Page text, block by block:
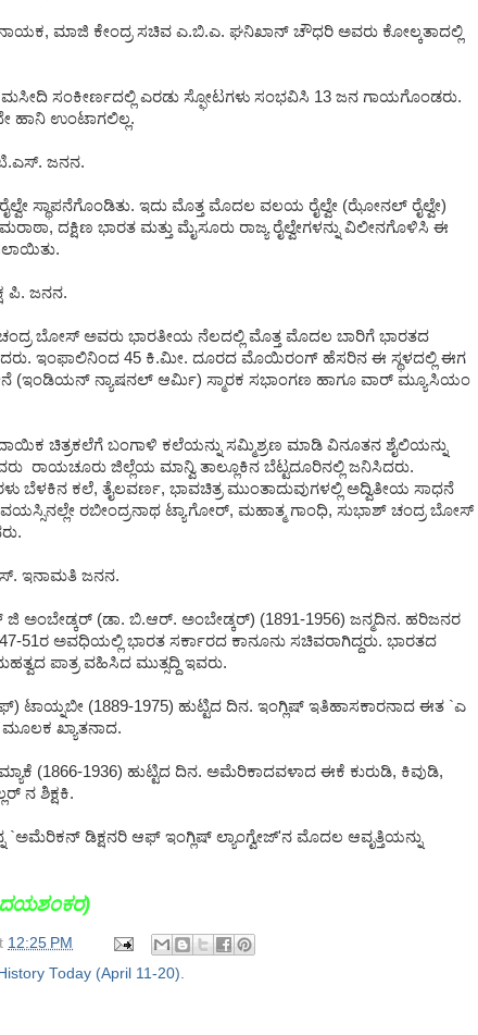
ಮಾಜಿ ಕೇಂದ್ರ ಸಚಿವ ಎ.ಬಿ.ಎ. ಘನಿಖಾನ್ ಚೌಧರಿ ಅವರು ಕೋಲ್ಕತಾದಲ್ಲಿ
ಸಂಕೀರ್ಣದಲ್ಲಿ ಎರಡು ಸ್ಫೋಟಗಳು ಸಂಭವಿಸಿ 13 ಜನ ಗಾಯಗೊಂಡರು.
ಹಾನಿ ಉಂಟಾಗಲಿಲ್ಲ.
ಟಿ.ಎಸ್. ಜನನ.
ಸ್ಥಾಪನೆಗೊಂಡಿತು. ಇದು ಮೊತ್ತ ಮೊದಲ ವಲಯ ರೈಲ್ವೇ (ಝೋನಲ್ ರೈಲ್ವೇ)
ದಕ್ಷಿಣ ಭಾರತ ಮತ್ತು ಮೈಸೂರು ರಾಜ್ಯ ರೈಲ್ವೇಗಳನ್ನು ವಿಲೀನಗೊಳಿಸಿ ಈ
ಪಿ. ಜನನ.
ಚಂದ್ರ ಬೋಸ್ ಅವರು ಭಾರತೀಯ ನೆಲದಲ್ಲಿ ಮೊತ್ತ ಮೊದಲ ಬಾರಿಗೆ ಭಾರತದ
ಇಂಫಾಲಿನಿಂದ 45 ಕಿ.ಮೀ. ದೂರದ ಮೊಯಿರಂಗ್ ಹೆಸರಿನ ಈ ಸ್ಥಳದಲ್ಲಿ ಈಗ
(ಇಂಡಿಯನ್ ನ್ಯಾಷನಲ್ ಆರ್ಮಿ) ಸ್ಮಾರಕ ಸಭಾಂಗಣ ಹಾಗೂ ವಾರ್ ಮ್ಯೂಸಿಯಂ
ಚಿತ್ರಕಲೆಗೆ ಬಂಗಾಳಿ ಕಲೆಯನ್ನು ಸಮ್ಮಿಶ್ರಣ ಮಾಡಿ ವಿನೂತನ ಶೈಲಿಯನ್ನು
ರಾಯಚೂರು ಜಿಲ್ಲೆಯ ಮಾನ್ವಿ ತಾಲ್ಲೂಕಿನ ಬೆಟ್ಟದೂರಿನಲ್ಲಿ ಜನಿಸಿದರು.
ಬೆಳಕಿನ ಕಲೆ, ತೈಲವರ್ಣ, ಭಾವಚಿತ್ರ ಮುಂತಾದುವುಗಳಲ್ಲಿ ಅದ್ವಿತೀಯ ಸಾಧನೆ
ರಬೀಂದ್ರನಾಥ ಟ್ಯಾಗೋರ್, ಮಹಾತ್ಮ ಗಾಂಧಿ, ಸುಭಾಶ್ ಚಂದ್ರ ಬೋಸ್
ಇನಾಮತಿ ಜನನ.
ಅಂಬೇಡ್ಕರ್ (ಡಾ. ಬಿ.ಆರ್. ಅಂಬೇಡ್ಕರ್) (1891-1956) ಜನ್ಮದಿನ. ಹರಿಜನರ
51ರ ಅವಧಿಯಲ್ಲಿ ಭಾರತ ಸರ್ಕಾರದ ಕಾನೂನು ಸಚಿವರಾಗಿದ್ದರು. ಭಾರತದ
ಪಾತ್ರ ವಹಿಸಿದ ಮುತ್ಸದ್ದಿ ಇವರು.
ಟಾಯ್ನಬೀ (1889-1975) ಹುಟ್ಟಿದ ದಿನ. ಇಂಗ್ಲಿಷ್ ಇತಿಹಾಸಕಾರನಾದ ಈತ `ಎ
ಮೂಲಕ ಖ್ಯಾತನಾದ.
(1866-1936) ಹುಟ್ಟಿದ ದಿನ. ಅಮೆರಿಕಾದವಳಾದ ಈಕೆ ಕುರುಡಿ, ಕಿವುಡಿ,
ನ ಶಿಕ್ಷಕಿ.
`ಅಮೆರಿಕನ್ ಡಿಕ್ಷನರಿ ಆಫ್ ಇಂಗ್ಲಿಷ್ ಲ್ಯಾಂಗ್ವೇಜ್'ನ ಮೊದಲ ಆವೃತ್ತಿಯನ್ನು
12:25 PM
Today (April 11-20).